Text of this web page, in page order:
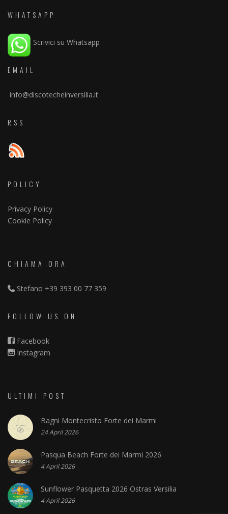
WHATSAPP
Scrivici su Whatsapp
EMAIL
info@discotecheinversilia.it
RSS
POLICY
Privacy Policy
Cookie Policy
CHIAMA ORA
Stefano +39 393 00 77 359
FOLLOW US ON
Facebook
Instagram
ULTIMI POST
Bagni Montecristo Forte dei Marmi
24 April 2026
Pasqua Beach Forte dei Marmi 2026
4 April 2026
Sunflower Pasquetta 2026 Ostras Versilia
4 April 2026